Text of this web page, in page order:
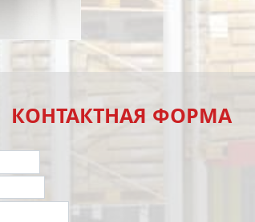
КОНТАКТНАЯ ФОРМА